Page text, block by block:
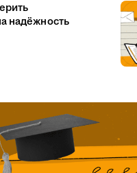
надёжность